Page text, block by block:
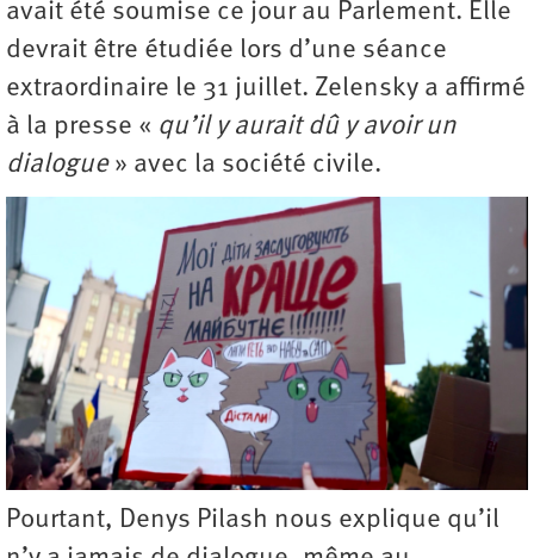
avait été soumise ce jour au Parlement. Elle
devrait être étudiée lors d’une séance
extraordinaire le 31 juillet. Zelensky a affirmé
à la presse « qu’il y aurait dû y avoir un
dialogue » avec la société civile.
Pourtant, Denys Pilash nous explique qu’il